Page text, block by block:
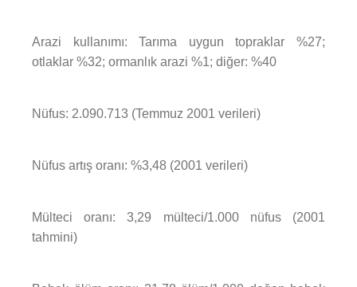
Arazi kullanımı: Tarıma uygun topraklar %27;
otlaklar %32; ormanlık arazi %1; diğer: %40
Nüfus: 2.090.713 (Temmuz 2001 verileri)
Nüfus artış oranı: %3,48 (2001 verileri)
Mülteci oranı: 3,29 mülteci/1.000 nüfus (2001
tahmini)